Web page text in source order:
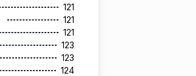
121
121
121
123
123
124